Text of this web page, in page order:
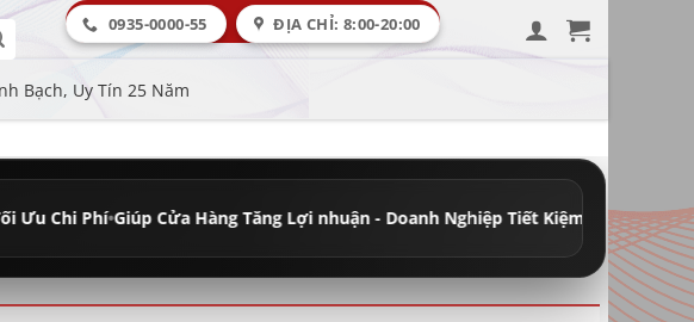
0935-0000-55 ĐỊA CHỈ: 8:00-20:00
Bạch, Uy Tín 25 Năm
Cửa Hàng Tăng Lợi nhuận - Doanh Nghiệp Tiết Kiệm Chi Phí•Đầy Đủ Máy Học